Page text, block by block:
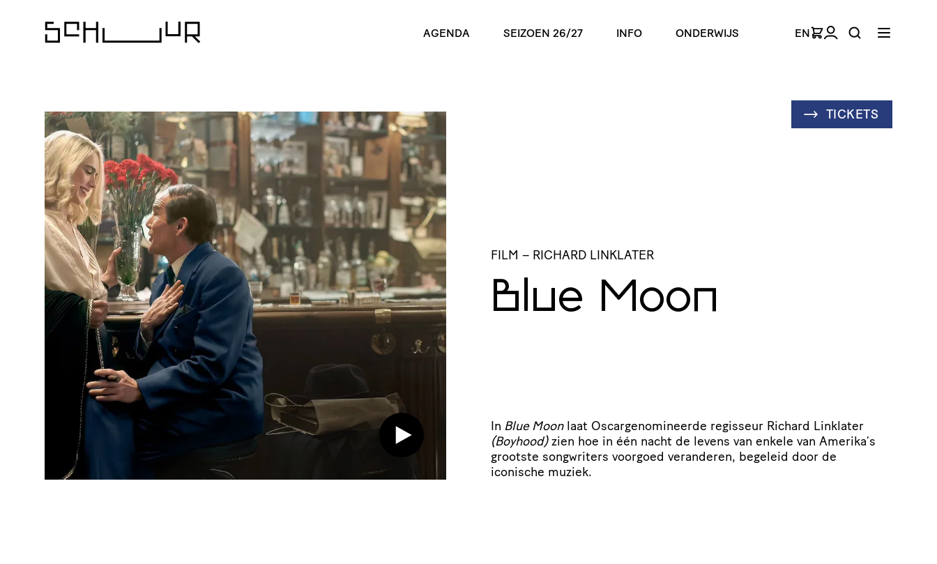
AGENDA SEIZOEN 26/27 INFO ONDERWIJS EN
TICKETS
FILM – RICHARD LINKLATER
Blue Moon
In Blue Moonlaat Oscargenomineerde regisseur Richard Linklater
(Boyhood)zien hoe in één nacht de levens van enkele van Amerika’s
grootste songwriters voorgoed veranderen, begeleid door de
iconische muziek.